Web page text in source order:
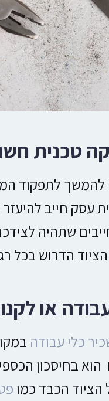
טכנית
להמשך לתפקוד
עסק חייב
שתהיה
הדרוש בכל
או
כלי עבודה
בחיסכון
הכבד כמו